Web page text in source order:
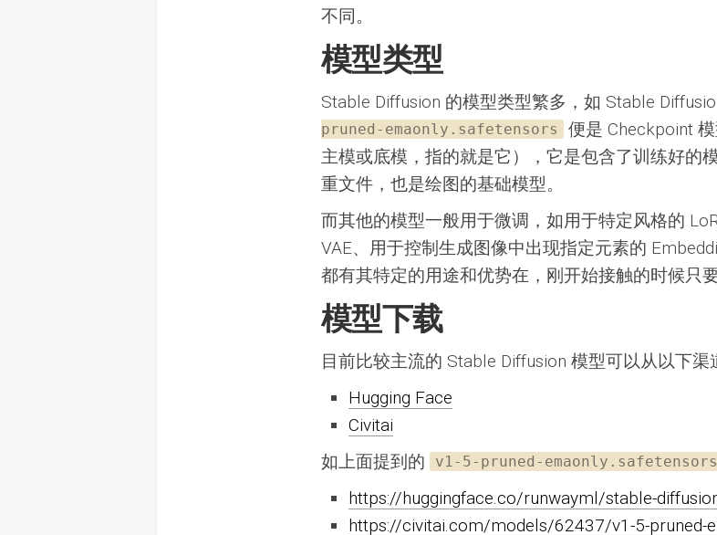
不同。
模型类型
Stable Diffusion 的模型类型繁多，如 Stable
pruned-emaonly.safetensors
便是 Checkpoint
主模或底模，指的就是它），它是包含了训练好的
重文件，也是绘图的基础模型。
而其他的模型一般用于微调，如用于特定风格的
VAE、用于控制生成图像中出现指定元素的
都有其特定的用途和优势在，刚开始接触的时候只
模型下载
目前比较主流的 Stable Diffusion 模型可以从以下渠
Hugging Face
Civitai
如上面提到的
v1-5-pruned-emaonly.safetensors
https://huggingface.co/runwayml/stable-
https://civitai.com/models/62437/v1-5-pruned-